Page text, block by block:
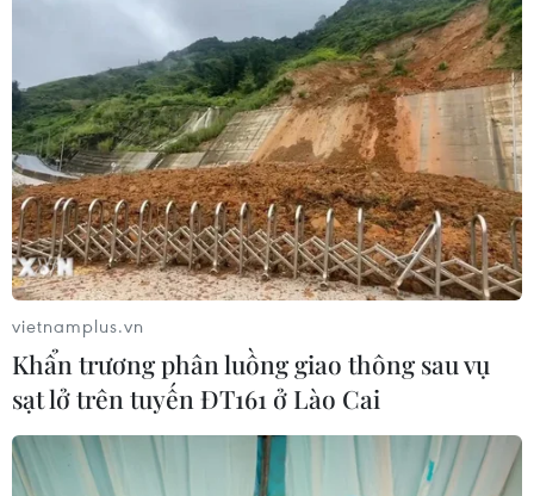
vietnamplus.vn
Khẩn trương phân luồng giao thông sau vụ
sạt lở trên tuyến ĐT161 ở Lào Cai